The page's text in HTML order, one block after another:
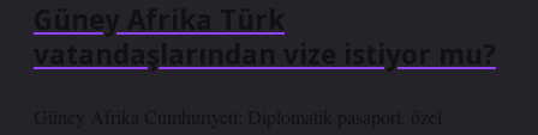
Güney Afrika Türk
vatandaşlarından vize istiyor mu?
Güney Afrika Cumhuriyeti: Diplomatik pasaport, özel